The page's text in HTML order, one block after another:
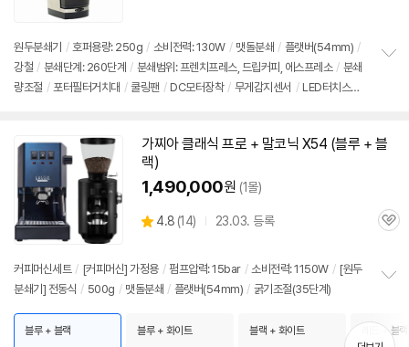
뷰
원두분쇄기 / 호퍼용량: 250g / 소비전력: 130W / 맷돌분쇄 / 플랫버(54mm) /
강철 / 분쇄단계: 260단계 / 분쇄범위: 프렌치프레스, 드립커피, 에스프레소 / 분쇄
량조절 / 포터필터거치대 / 쿨링팬 / DC모터장착 / 무게감지센서 / LED터치스크
가찌아 클래식 프로 + 말코닉 X54 (블루 + 블
랙)
1,490,000원 (1몰)
별
4.8 (상
14) 23.03. 등록
관
커피머신세트 / [커피머신] 가정용 / 펌프압력: 15bar / 소비전력: 1150W / [원두
분쇄기] 전동식 / 500g / 맷돌분쇄 / 플랫버(54mm) / 굵기조절(35단계)
펼
치
블루 + 블랙 블루 + 화이트 블랙 + 화이트
레드 + 블랙